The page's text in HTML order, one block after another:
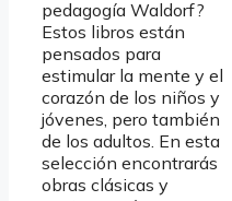
pedagogía Waldorf?
Estos libros están
pensados para
estimular la mente y el
corazón de los niños y
jóvenes, pero también
de los adultos. En esta
selección encontrarás
obras clásicas y